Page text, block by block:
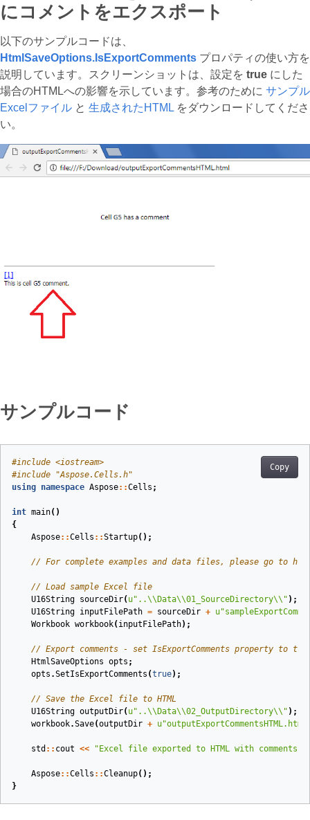
にコメントをエクスポート
以下のサンプルコードは、
HtmlSaveOptions.IsExportComments プロパティの使い方を
説明しています。スクリーンショットは、設定を true にした
場合のHTMLへの影響を示しています。参考のために サンプル
Excelファイル と 生成されたHTML をダウンロードしてくださ
い。
サンプルコード
Copy
#include <iostream>
#include
"Aspose.Cells.h"
using namespace Aspose::Cells ;
int main()
{
Aspose::Cells ::Startup();
// For complete examples and data files, please go to
// Load sample Excel file
U16String sourceDir(u"..\\Data\\01_SourceDirectory\\ " ) ;
U16String inputFilePath = sourceDir + u
Workbook workbook(inputFilePath) ;
// Export comments - set IsExportComments property to
HtmlSaveOptions opts ;
opts .SetIsExportComments (true);
// Save the Excel file to HTML
U16String outputDir(u"..\\Data\\02_OutputDirectory\\ " ) ;
workbook.Save(outputDir + u
std :: cout << "Excel file exported to HTML with comments
Aspose::Cells ::Cleanup();
}